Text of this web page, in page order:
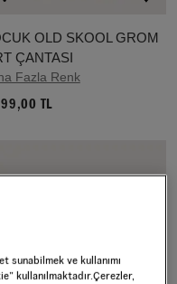
OLD SKOOL GROM
ÇANTASI
Fazla Renk
TL
sunabilmek ve kullanımı
kullanılmaktadır.Çerezler,